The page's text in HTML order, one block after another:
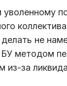
не
методом
из-за